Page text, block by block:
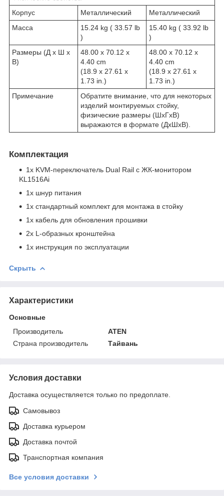
Корпус
Металлический
Металлический
Масса
15.24 kg ( 33.57 lb
)
15.40 kg ( 33.92 lb
)
Размеры (Д х Ш х
В)
48.00 x 70.12 x
4.40 cm
(18.9 x 27.61 x
1.73 in.)
48.00 x 70.12 x
4.40 cm
(18.9 x 27.61 x
1.73 in.)
Примечание
Обратите внимание, что для некоторых
изделий монтируемых стойку,
физические размеры (ШxГxВ)
выражаются в формате (ДxШxВ).
Комплектация
1x KVM-переключатель Dual Rail с ЖК-монитором
KL1516Ai
1х шнур питания
1х стандартный комплект для монтажа в стойку
1х кабель для обновления прошивки
2x L-образных кронштейна
1х инструкция по эксплуатации
Скрыть
Характеристики
Основные
Производитель
ATEN
Страна производитель
Тайвань
Условия доставки
Доставка осуществляется только по предоплате.
Самовывоз
Доставка курьером
Доставка почтой
Транспортная компания
Все условия доставки